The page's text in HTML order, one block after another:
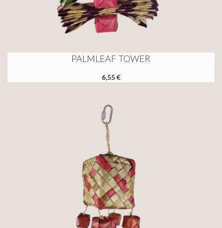
PALMLEAF TOWER
6,55 €